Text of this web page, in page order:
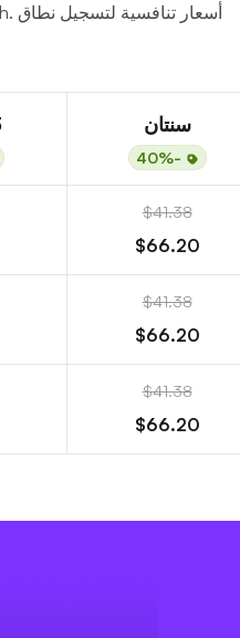
أسعار تنافسية لتسجيل نطاق .gmbh الخاص بك
سنتان
-40%
$41.38
$66.20
$41.38
$66.20
$41.38
$66.20